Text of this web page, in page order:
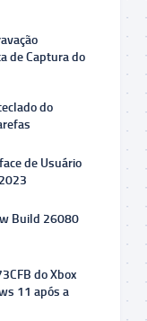
de Captura do
do
de Usuário
Build 26080
do Xbox
11 após a